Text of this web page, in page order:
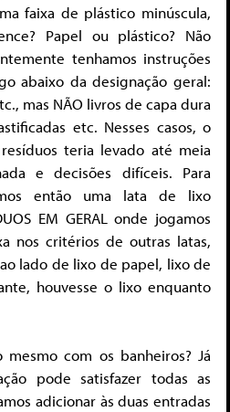
faixa de plástico minúscula,
Papel ou plástico? Não
tenhamos instruções
abaixo da designação geral:
mas NÃO livros de capa dura
etc. Nesses casos, o
teria levado até meia
e decisões difíceis. Para
então uma lata de lixo
EM GERAL onde jogamos
nos critérios de outras latas,
lado de lixo de papel, lixo de
houvesse o lixo enquanto
mesmo com os banheiros? Já
pode satisfazer todas as
adicionar às duas entradas